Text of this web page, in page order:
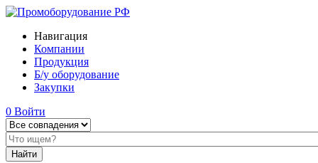
Навигация
Компании
Продукция
Б/у оборудование
Закупки
0 Войти